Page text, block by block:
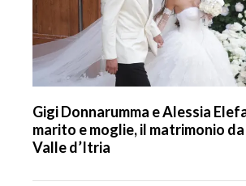
Gigi Donnarumma e Alessia
marito e moglie, il matrimonio
Valle d’Itria